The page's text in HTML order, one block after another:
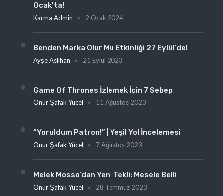
Ocak’ta!
Karma Admin 2 Ocak 2024
Benden Marka Olur Mu Etkinliği 27 Eylül’de!
Ayşe Aslıhan 21 Eylül 2023
Game Of Thrones İzlemek İçin 7 Sebep
Onur Şafak Yücel 11 Ağustos 2023
“Yoruldum Patron!” | Yeşil Yol İncelemesi
Onur Şafak Yücel 7 Ağustos 2023
Melek Mosso’dan Yeni Tekli: Mesele Belli
Onur Şafak Yücel 28 Temmuz 2023